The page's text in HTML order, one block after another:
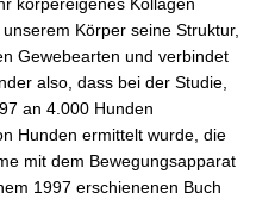
Körper seine Struktur,
Gewebearten und verbindet
also, dass bei der Studie,
an 4.000 Hunden
Hunden ermittelt wurde, die
mit dem Bewegungsapparat
1997 erschienenen Buch